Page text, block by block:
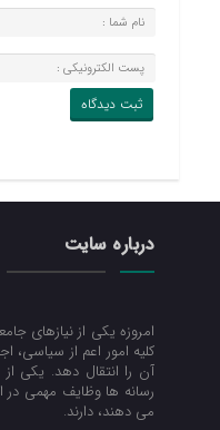
درباره سایت
امروزه یکی از نیازهای
کلیه امور اعم از سیاسی،
آن را انتقال دهد. یکی
رسانه ها وظایف مهمی در
می دهند، دارند.